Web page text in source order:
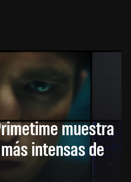
muestra
intensas de